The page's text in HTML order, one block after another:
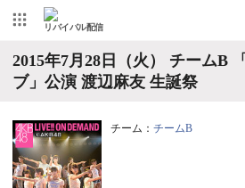
リバイバル配信
2015年7月28日（火） チームB
ブ」公演 渡辺麻友 生誕祭
チーム： チームB